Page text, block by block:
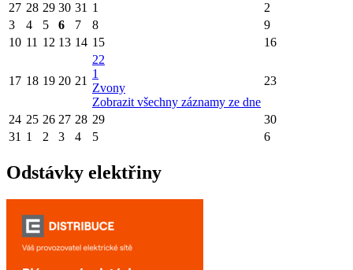
27 28 29 30 31 1
2
3
4 5 6 7 8
9
10 11 12 13 14 15 16
17 18 19 20 21
22
1
Zvony
Zobrazit všechny záznamy ze dne
23
24 25 26 27 28 29
30
31 1 2 3 4 5 6
Odstávky elektřiny